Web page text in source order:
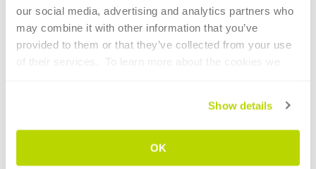
our social media, advertising and analytics partners who
may combine it with other information that you’ve
provided to them or that they’ve collected from your use
of their services.  To learn more about the cookies we
Show details
OK
4 MINUTI DI LETTURA
BIM struturale 3D e altre
tecnologie innovative per le
rappresenta l'innovativa